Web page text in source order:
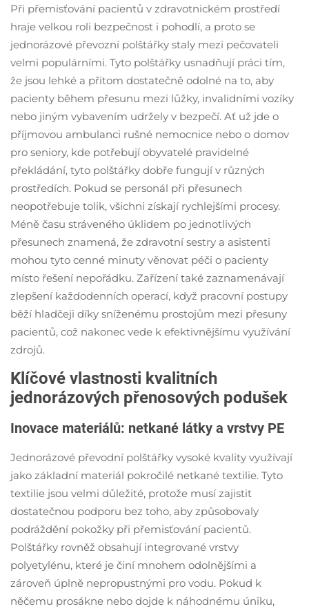
Při přemisťování pacientů v zdravotnickém prostředí
hraje velkou roli bezpečnost i pohodlí, a proto se
jednorázové převozní polštářky staly mezi pečovateli
velmi populárními. Tyto polštářky usnadňují práci tím,
že jsou lehké a přitom dostatečně odolné na to, aby
pacienty během přesunu mezi lůžky, invalidními vozíky
nebo jiným vybavením udržely v bezpečí. Ať už jde o
příjmovou ambulanci rušné nemocnice nebo o domov
pro seniory, kde potřebují obyvatelé pravidelné
překládání, tyto polštářky dobře fungují v různých
prostředích. Pokud se personál při přesunech
neopotřebuje tolik, všichni získají rychlejšími procesy.
Méně času stráveného úklidem po jednotlivých
přesunech znamená, že zdravotní sestry a asistenti
mohou tyto cenné minuty věnovat péči o pacienty
místo řešení nepořádku. Zařízení také zaznamenávají
zlepšení každodenních operací, když pracovní postupy
běží hladčeji díky sníženému prostojům mezi přesuny
pacientů, což nakonec vede k efektivnějšímu využívání
zdrojů.
Klíčové vlastnosti kvalitních
jednorázových přenosových podušek
Inovace materiálů: netkané látky a vrstvy PE
Jednorázové převodní polštářky vysoké kvality využívají
jako základní materiál pokročilé netkané textilie. Tyto
textilie jsou velmi důležité, protože musí zajistit
dostatečnou podporu bez toho, aby způsobovaly
podráždění pokožky při přemisťování pacientů.
Polštářky rovněž obsahují integrované vrstvy
polyetylénu, které je činí mnohem odolnějšími a
zároveň úplně nepropustnými pro vodu. Pokud k
něčemu prosákne nebo dojde k náhodnému úniku,